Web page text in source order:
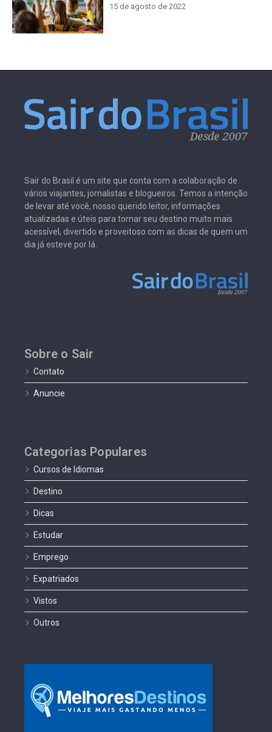
15 de agosto de 2022
Sair do Brasil é um site que conta com a colaboração de
vários viajantes, jornalistas e blogueiros. Temos a intenção
de levar até você, nosso querido leitor, informações
atualizadas e úteis para tornar seu destino muito mais
acessível, divertido e proveitoso com as dicas de quem um
dia já esteve por lá.
Sobre o Sair
Contato
Anuncie
Categorias Populares
Cursos de Idiomas
Destino
Dicas
Estudar
Emprego
Expatriados
Vistos
Outros